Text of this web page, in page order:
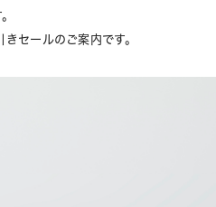
セールのご案内です。